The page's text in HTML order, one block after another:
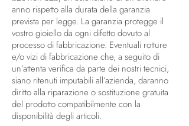
anno rispetto alla durata della garanzia
prevista per legge. La garanzia protegge il
vostro gioiello da ogni difetto dovuto al
processo di fabbricazione. Eventuali rotture
e/o vizi di fabbricazione che, a seguito di
un’attenta verifica da parte dei nostri tecnici,
siano ritenuti imputabili all’azienda, daranno
diritto alla riparazione o sostituzione gratuita
del prodotto compatibilmente con la
disponibilità degli articoli.